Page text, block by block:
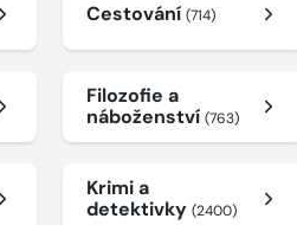
Cestování(714)
Filozofie a
náboženství(763)
Krimi a
detektivky(2400)